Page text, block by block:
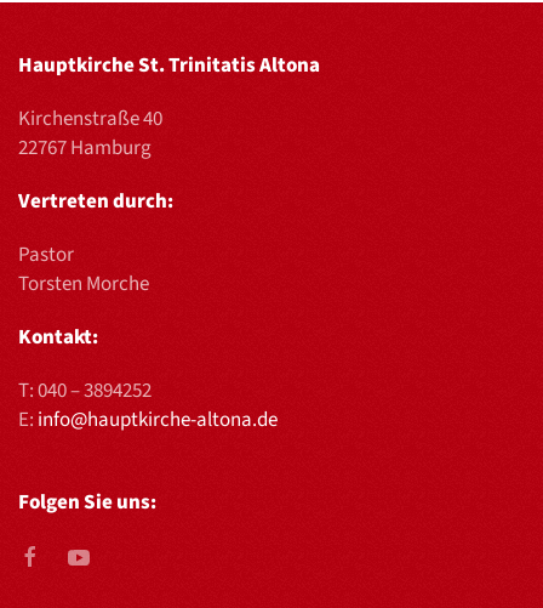
Hauptkirche St. Trinitatis Altona
Kirchenstraße 40
22767 Hamburg
Vertreten durch:
Pastor
Torsten Morche
Kontakt:
T:040 – 3894252
E: info@hauptkirche-altona.de
Folgen Sie uns: